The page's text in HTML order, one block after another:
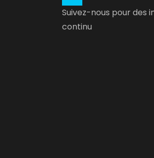
Suivez-nous pour des
continu